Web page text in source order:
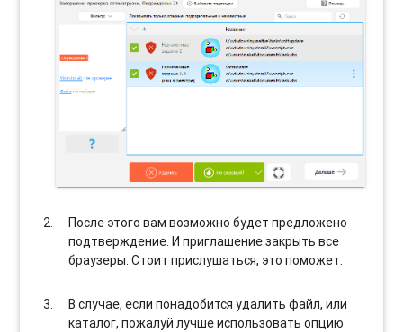
После этого вам возможно будет предложено
подтверждение. И приглашение закрыть все
браузеры. Стоит прислушаться, это поможет.
В случае, если понадобится удалить файл, или
каталог, пожалуй лучше использовать опцию